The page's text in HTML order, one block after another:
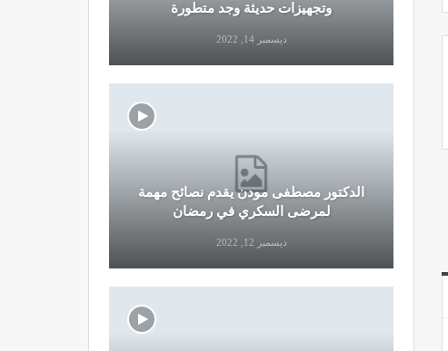
وتجهيزات حديثة وجد متطورة
ديسمبر 14, 2022
الدكتور مصطفى مودن يقدم نصائح مهمة
لمرضى السكري في رمضان
ديسمبر 12, 2022